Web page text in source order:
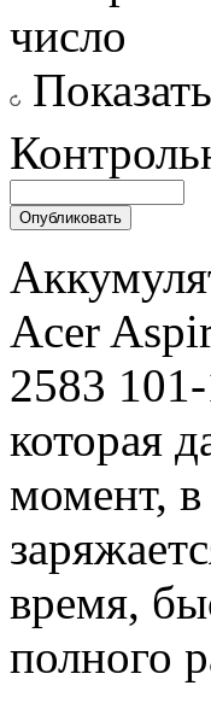
Acer
2583
которая
момент,
время,
полного